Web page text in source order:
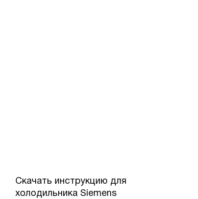
Скачать инструкцию для
холодильника Siemens